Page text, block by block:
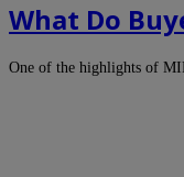
What Do
One of the highlights of